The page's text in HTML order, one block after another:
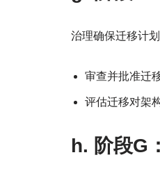
治理确保迁移计
审查并批准迁
评估迁移对架
h. 阶段G